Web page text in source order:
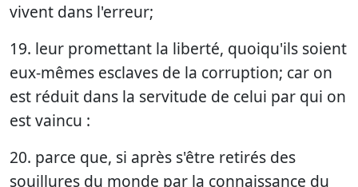
vivent dans l'erreur;
19. leur promettant la liberté, quoiqu'ils soient
eux-mêmes esclaves de la corruption; car on
est réduit dans la servitude de celui par qui on
est vaincu :
20. parce que, si après s'être retirés des
souillures du monde par la connaissance du